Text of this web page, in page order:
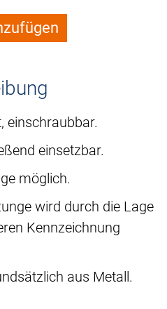
einschraubbar.
einsetzbar.
möglich.
wird durch die Lage
Kennzeichnung
aus Metall.